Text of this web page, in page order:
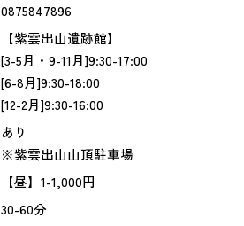
0875847896
【紫雲出山遺跡館】
[3-5月・9-11月]9:30-17:00
[6-8月]9:30-18:00
[12-2月]9:30-16:00
あり
※紫雲出山山頂駐車場
【昼】1-1,000円
30-60分